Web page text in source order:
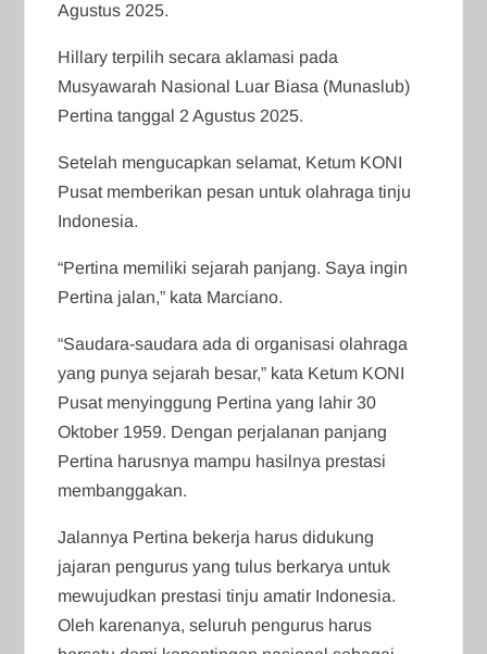
Agustus 2025.
Hillary terpilih secara aklamasi pada
Musyawarah Nasional Luar Biasa (Munaslub)
Pertina tanggal 2 Agustus 2025.
Setelah mengucapkan selamat, Ketum KONI
Pusat memberikan pesan untuk olahraga tinju
Indonesia.
“Pertina memiliki sejarah panjang. Saya ingin
Pertina jalan,” kata Marciano.
“Saudara-saudara ada di organisasi olahraga
yang punya sejarah besar,” kata Ketum KONI
Pusat menyinggung Pertina yang lahir 30
Oktober 1959. Dengan perjalanan panjang
Pertina harusnya mampu hasilnya prestasi
membanggakan.
Jalannya Pertina bekerja harus didukung
jajaran pengurus yang tulus berkarya untuk
mewujudkan prestasi tinju amatir Indonesia.
Oleh karenanya, seluruh pengurus harus